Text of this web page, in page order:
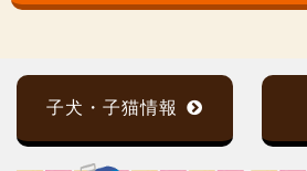
子犬・子猫情報